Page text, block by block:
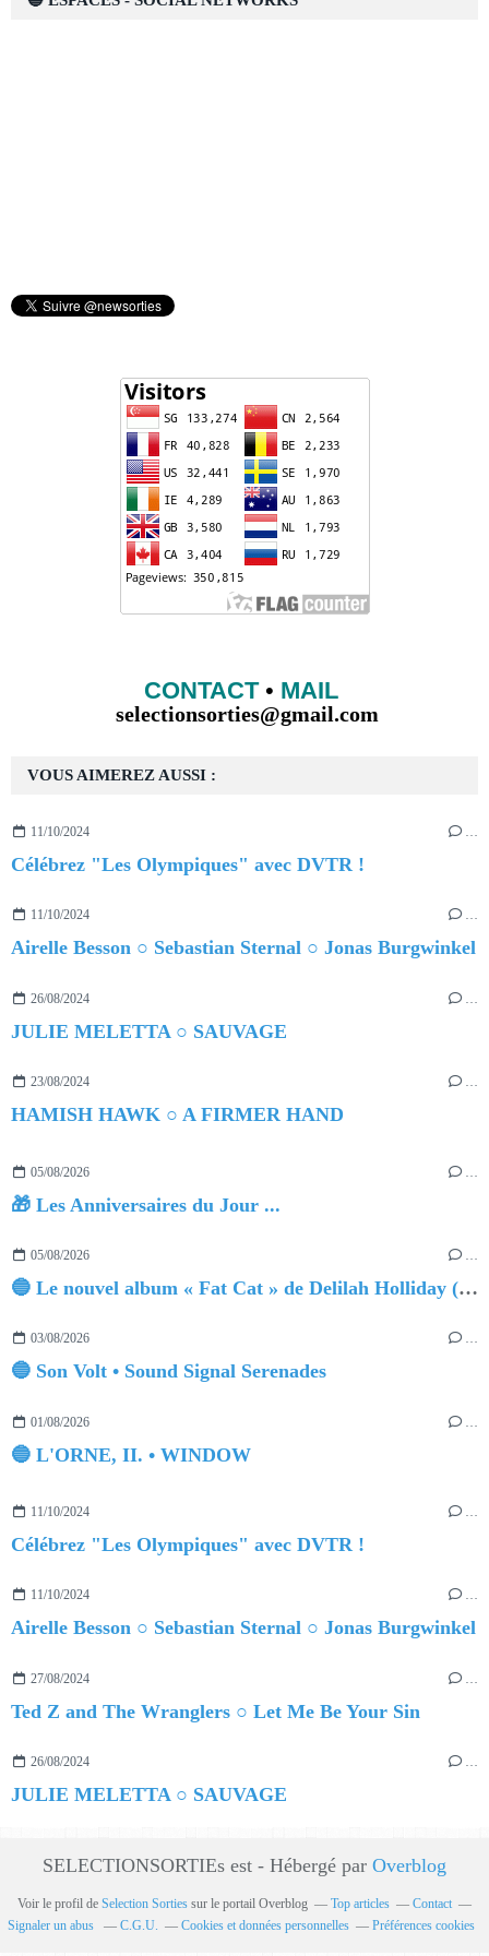
VOUS AIMEREZ AUSSI :
11/10/2024 …
Célébrez "Les Olympiques" avec DVTR !
11/10/2024 …
Airelle Besson ○ Sebastian Sternal ○ Jonas Burgwinkel
26/08/2024
JULIE MELETTA ○ SAUVAGE
23/08/2024 …
HAMISH HAWK ○ A FIRMER HAND
05/08/2026
🎁 Les Anniversaires du Jour ...
05/08/2026 …
🔵 Le nouvel album « Fat Cat » de Delilah Holliday (sortie le 30 Octobre 2026)
03/08/2026 …
🔵 Son Volt • Sound Signal Serenades
01/08/2026
🔵 L'ORNE, II. • WINDOW
11/10/2024 …
Célébrez "Les Olympiques" avec DVTR !
11/10/2024 …
Airelle Besson ○ Sebastian Sternal ○ Jonas Burgwinkel
27/08/2024
Ted Z and The Wranglers ○ Let Me Be Your Sin
26/08/2024 …
JULIE MELETTA ○ SAUVAGE
CONTACT• MAIL
selectionsorties@gmail.com
SELECTIONSORTIEs est - Hébergé par Overblog
Voir le profil de Selection Sorties sur le portail Overblog Top articles
Contact
Signaler un abus
C.G.U. Cookies et données personnelles Préférences cookies